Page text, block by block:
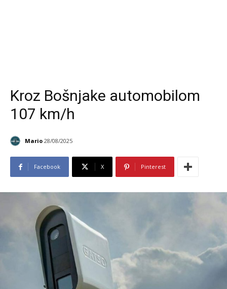
Kroz Bošnjake automobilom
107 km/h
Mario 28/08/2025
Facebook X Pinterest